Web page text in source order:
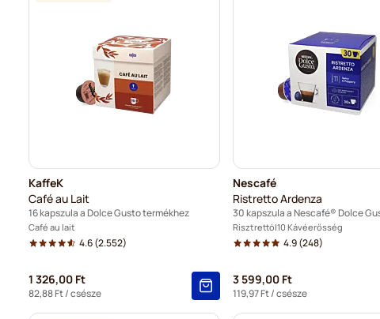
KaffeK
Café au Lait
16 kapszula a Dolce Gusto termékhez
Café au lait
4.6(2.552)
1 326,00 Ft
82,88 Ft/ csésze
Nescafé
Ristretto Ardenza
Risztrettó 10 Kávéerősség
4.9(248)
3 599,00 Ft
119,97 Ft/ csésze